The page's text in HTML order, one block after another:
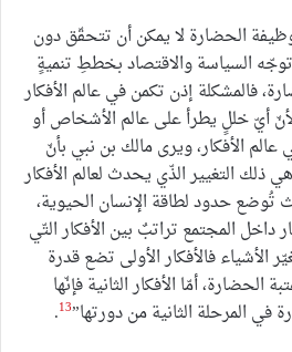
الحضارة لا يمكن أن تتحقّق دون
توجّه السياسة والاقتصاد بخططِ تنميةٍ
فالمشكلة إذن تكمن في عالم الأفكار
أيّ خللٍ يطرأ على عالم الأشخاص أو
الأفكار، ويرى مالك بن نبي بأنّ
ذلك التغيير الذّي يحدث لعالم الأفكار
تُوضع حدود لطاقة الإنسان الحيوية،
داخل المجتمع تراتبٌ بين الأفكار التّي
الأشياء فالأفكار الأولى تضع قدرة
أمّا الأفكار الثانية فإنّها
المرحلة الثانية من دورتها”13
.